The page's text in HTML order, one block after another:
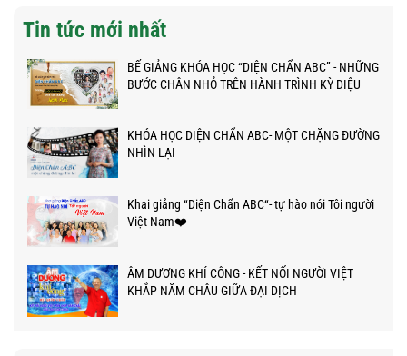
Tin tức mới nhất
BẾ GIẢNG KHÓA HỌC “DIỆN CHẨN ABC” - NHỮNG
BƯỚC CHÂN NHỎ TRÊN HÀNH TRÌNH KỲ DIỆU
KHÓA HỌC DIỆN CHẨN ABC- MỘT CHẶNG ĐƯỜNG
NHÌN LẠI
Khai giảng “Diện Chẩn ABC“- tự hào nói Tôi người
Việt Nam❤️
ÂM DƯƠNG KHÍ CÔNG - KẾT NỐI NGƯỜI VIỆT
KHẮP NĂM CHÂU GIỮA ĐẠI DỊCH